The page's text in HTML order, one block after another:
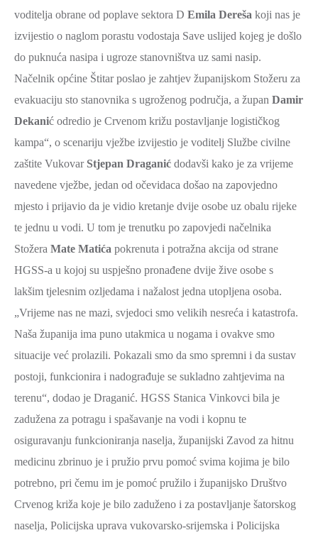
voditelja obrane od poplave sektora D Emila Dereša koji nas je
izvijestio o naglom porastu vodostaja Save uslijed kojeg je došlo
do puknuća nasipa i ugroze stanovništva uz sami nasip.
Načelnik općine Štitar poslao je zahtjev županijskom Stožeru za
evakuaciju sto stanovnika s ugroženog područja, a župan Damir
Dekanić odredio je Crvenom križu postavljanje logističkog
kampa“, o scenariju vježbe izvijestio je voditelj Službe civilne
zaštite Vukovar Stjepan Draganić dodavši kako je za vrijeme
navedene vježbe, jedan od očevidaca došao na zapovjedno
mjesto i prijavio da je vidio kretanje dvije osobe uz obalu rijeke
te jednu u vodi. U tom je trenutku po zapovjedi načelnika
Stožera Mate Matića pokrenuta i potražna akcija od strane
HGSS-a u kojoj su uspješno pronađene dvije žive osobe s
lakšim tjelesnim ozljedama i nažalost jedna utopljena osoba.
„Vrijeme nas ne mazi, svjedoci smo velikih nesreća i katastrofa.
Naša županija ima puno utakmica u nogama i ovakve smo
situacije već prolazili. Pokazali smo da smo spremni i da sustav
postoji, funkcionira i nadograđuje se sukladno zahtjevima na
terenu“, dodao je Draganić. HGSS Stanica Vinkovci bila je
zadužena za potragu i spašavanje na vodi i kopnu te
osiguravanju funkcioniranja naselja, županijski Zavod za hitnu
medicinu zbrinuo je i pružio prvu pomoć svima kojima je bilo
potrebno, pri čemu im je pomoć pružilo i županijsko Društvo
Crvenog križa koje je bilo zaduženo i za postavljanje šatorskog
naselja, Policijska uprava vukovarsko-srijemska i Policijska